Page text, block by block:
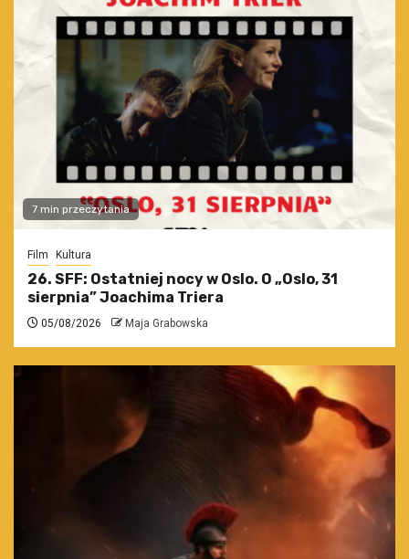
7 min przeczytania
Film Kultura
26. SFF: Ostatniej nocy w Oslo. O „Oslo, 31
sierpnia” Joachima Triera
05/08/2026 Maja Grabowska